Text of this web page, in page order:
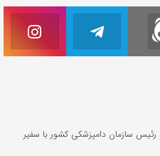
رئیس سازمان دامپزشکی کشور با سفیر